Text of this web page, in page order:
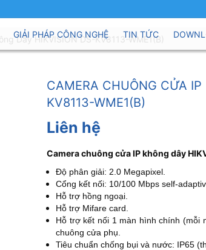
GIẢI PHÁP CÔNG NGHỆ TIN TỨC
Dây HIKVISION DS-KV8113-WME1(B)
CAMERA CHUÔNG CỬA
KV8113-WME1(B)
Liên hệ
Camera chuông cửa IP không dây
Độ phân giải: 2.0 Megapixel.
Cổng kết nối: 10/100 Mbps self-
Hỗ trợ hồng ngoại.
Hỗ trợ Mifare card.
Hỗ trợ kết nối 1 màn hình chính (mỗi
chuông cửa phụ.
Tiêu chuẩn chống bụi và nước: IP65